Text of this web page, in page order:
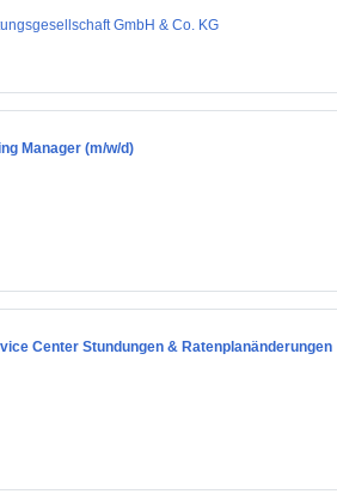
GmbH & Co. KG
Manager (m/w/d)
Center Stundungen & Ratenplanänderungen